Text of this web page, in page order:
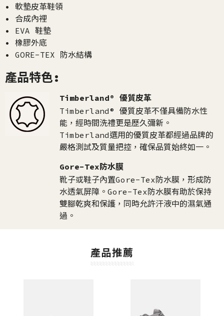
• 軟墊皮革鞋領
• 合成內裡
• EVA 鞋墊
• 橡膠外底
• GORE-TEX 防水結構
產品特色:
Timberland® 優質皮革
Timberland® 優質皮革不僅具備防水性
能，經時間洗禮更是歷久彌新。
Timberland選用的優質皮革都經過品牌的
嚴格測試及質量把控，確保品質始終如一。​
Gore-Tex防水膜
靴子或鞋子內置Gore-Tex防水膜，形成防
水透氣屏障。Gore-Tex防水膜有助於保持
雙腳乾爽和保護，同時允許汗液中的濕氣通
過。
產品推薦